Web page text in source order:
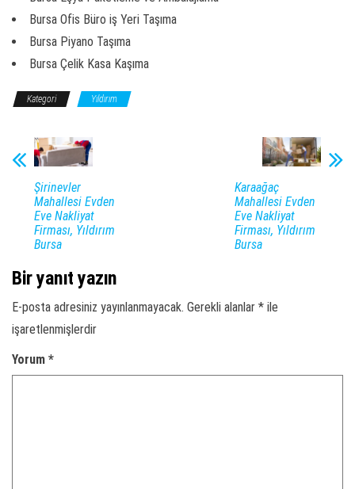
Bursa Ofis Büro iş Yeri Taşıma
Bursa Piyano Taşıma
Bursa Çelik Kasa Kaşıma
Kategori Yıldırım
Şirinevler
Mahallesi Evden
Eve Nakliyat
Firması, Yıldırım
Bursa
Karaağaç
Mahallesi Evden
Eve Nakliyat
Firması, Yıldırım
Bursa
Bir yanıt yazın
E-posta adresiniz yayınlanmayacak. Gerekli alanlar * ile
işaretlenmişlerdir
Yorum *